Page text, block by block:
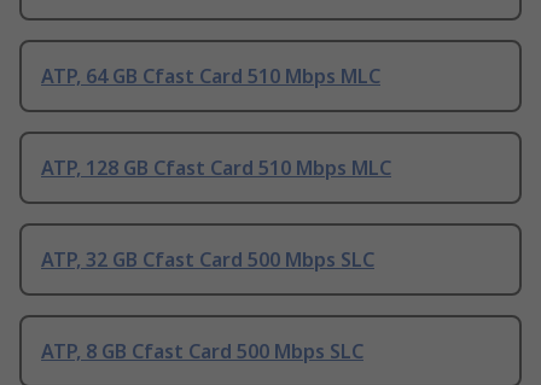
ATP, 64 GB Cfast Card 510 Mbps MLC
ATP, 128 GB Cfast Card 510 Mbps MLC
ATP, 32 GB Cfast Card 500 Mbps SLC
ATP, 8 GB Cfast Card 500 Mbps SLC